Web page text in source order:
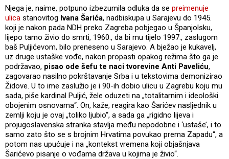
Njega je, naime, potpuno izbezumila odluka da se preimenuje
ulica stanovitog Ivana Šarića, nadbiskupa u Sarajevu do 1945.
koji je nakon pada NDH preko Zagreba pobjegao u Španjolsku,
lijepo tamo živio do smrti, 1960., da bi mu tijelo 1997., zaslugom
baš Puljićevom, bilo preneseno u Sarajevo. A bježao je kukavelj,
uz druge ustaške vođe, nakon propasti opakog režima što ga je
podržavao, pisao ode šefu te naci tvorevine Anti Paveliću,
zagovarao nasilno pokrštavanje Srba i u tekstovima demonizirao
Židove. U to ime zaslužio je i 90-ih dobio ulicu u Zagrebu koju mu
sada, piše kardinal Puljić, žele oduzeti na „totalitarnim i ideološki
obojenim osnovama“. On, kaže, reagira kao Šarićev nasljednik u
zemlji koju je ovaj „toliko ljubio“, a sada ga „rigidno lijeva i
projugoslavenska stranka stavlja među nepodobne i ‘ustaše’, i to
samo zato što se s brojnim Hrvatima povukao prema Zapadu“, a
potom nas upućuje i na „kontekst vremena koji objašnjava
Šarićevo pisanje o vođama država u kojima je živio“.